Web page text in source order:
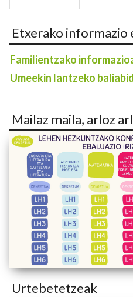
Etxerako informazio
Familientzako
Umeekin lantzeko
Mailaz maila, arloz
Urtebetetzeak